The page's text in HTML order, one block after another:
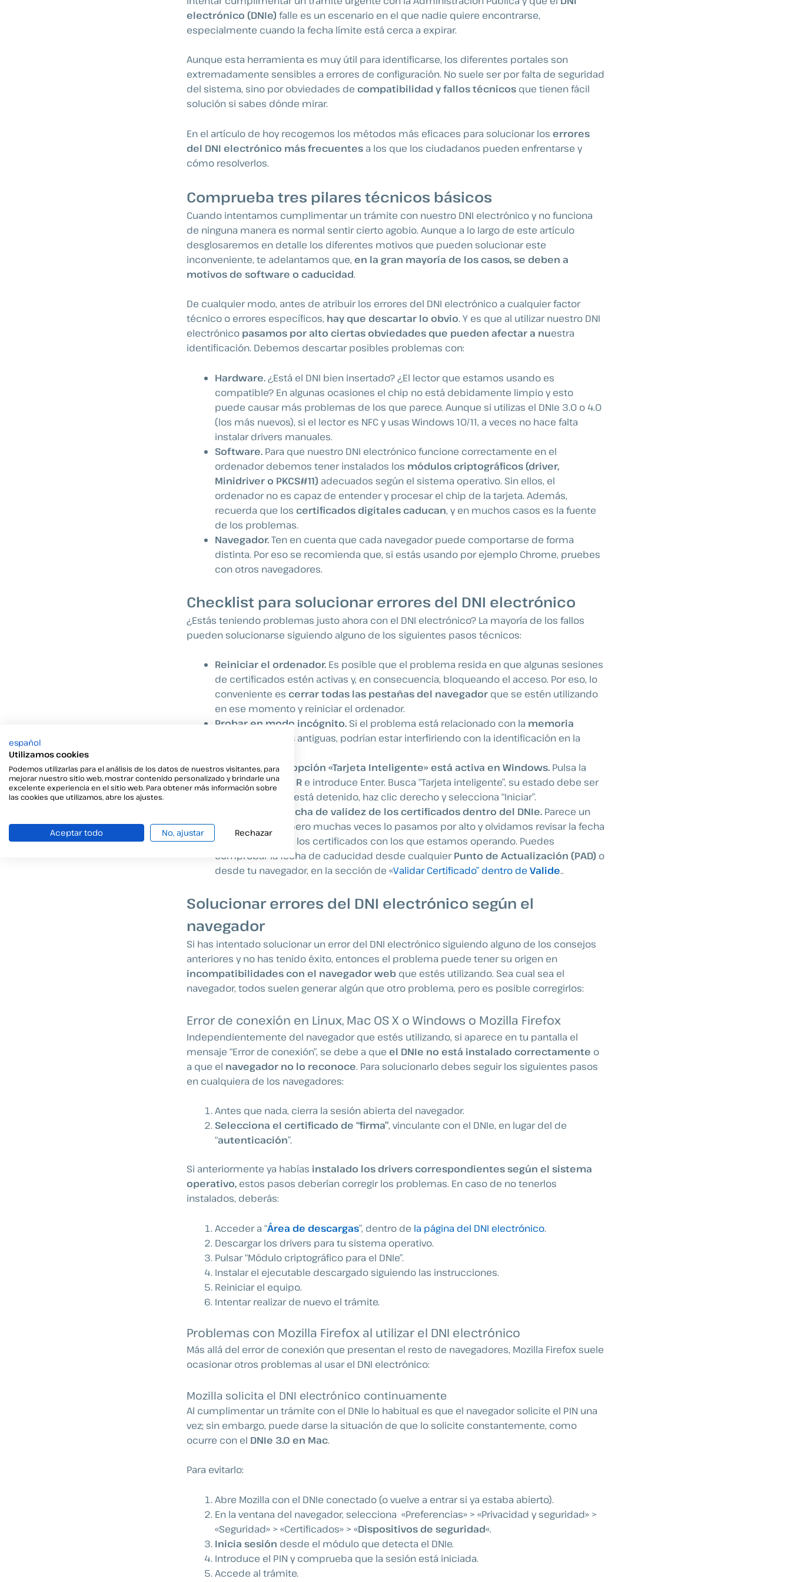
electrónico (DNIe) falle es un escenario en el que nadie quiere encontrarse,
especialmente cuando la fecha límite está cerca a expirar.
Aunque esta herramienta es muy útil para identificarse, los diferentes portales son
extremadamente sensibles a errores de configuración. No suele ser por falta de seguridad
del sistema, sino por obviedades de compatibilidad y fallos técnicos que tienen fácil
solución si sabes dónde mirar.
En el artículo de hoy recogemos los métodos más eficaces para solucionar los errores
del DNI electrónico más frecuentes a los que los ciudadanos pueden enfrentarse y
cómo resolverlos.
Comprueba tres pilares técnicos básicos
Cuando intentamos cumplimentar un trámite con nuestro DNI electrónico y no funciona
de ninguna manera es normal sentir cierto agobio. Aunque a lo largo de este artículo
desglosaremos en detalle los diferentes motivos que pueden solucionar este
inconveniente, te adelantamos que, en la gran mayoría de los casos, se deben a
motivos de software o caducidad.
De cualquier modo, antes de atribuir los errores del DNI electrónico a cualquier factor
técnico o errores específicos, hay que descartar lo obvio. Y es que al utilizar nuestro DNI
electrónico pasamos por alto ciertas obviedades que pueden afectar a nuestra
identificación. Debemos descartar posibles problemas con:
Hardware.¿Está el DNI bien insertado? ¿El lector que estamos usando es
compatible? En algunas ocasiones el chip no está debidamente limpio y esto
puede causar más problemas de los que parece. Aunque si utilizas el DNIe 3.0 o 4.0
(los más nuevos), si el lector es NFC y usas Windows 10/11, a veces no hace falta
instalar drivers manuales.
Software. Para que nuestro DNI electrónico funcione correctamente en el
ordenador debemos tener instalados los módulos criptográficos (driver,
Minidriver o PKCS#11) adecuados según el sistema operativo. Sin ellos, el
ordenador no es capaz de entender y procesar el chip de la tarjeta. Además,
recuerda que los certificados digitales caducan, y en muchos casos es la fuente
de los problemas.
Navegador.Ten en cuenta que cada navegador puede comportarse de forma
distinta. Por eso se recomienda que, si estás usando por ejemplo Chrome, pruebes
con otros navegadores.
Checklist para solucionar errores del DNI electrónico
¿Estás teniendo problemas justo ahora con el DNI electrónico? La mayoría de los fallos
pueden solucionarse siguiendo alguno de los siguientes pasos técnicos:
Reiniciar el ordenador. Es posible que el problema resida en que algunas sesiones
de certificados estén activas y, en consecuencia, bloqueando el acceso. Por eso, lo
conveniente es cerrar todas las pestañas del navegador que se estén utilizando
en ese momento y reiniciar el ordenador.
Probar en modo incógnito. Si el problema está relacionado con la memoria
cookies antiguas, podrían estar interfiriendo con la identificación en la
Verificar que la opción «Tarjeta Inteligente» está activa en Windows. Pulsa la
teclaWindows + R e introduce Enter. Busca “Tarjeta inteligente”, su estado debe ser
“En ejecución”. Si está detenido, haz clic derecho y selecciona “Iniciar”.
Comprobar la fecha de validez de los certificados dentro del DNIe. Parece un
factor evidente, pero muchas veces lo pasamos por alto y olvidamos revisar la fecha
de caducidad de los certificados con los que estamos operando. Puedes
comprobar la fecha de caducidad desde cualquierPunto de Actualización (PAD) o
desde tu navegador, en la sección de «Validar Certificado” dentro de Valide..
Solucionar errores del DNI electrónico según el
navegador
Si has intentado solucionar un error del DNI electrónico siguiendo alguno de los consejos
anteriores y no has tenido éxito, entonces el problema puede tener su origen en
incompatibilidades con el navegador web que estés utilizando. Sea cual sea el
navegador, todos suelen generar algún que otro problema, pero es posible corregirlos:
Error de conexión en Linux, Mac OS X o Windows o Mozilla Firefox
Independientemente del navegador que estés utilizando, si aparece en tu pantalla el
mensaje “Error de conexión”, se debe a que el DNIe no está instalado correctamente o
a que el navegador no lo reconoce. Para solucionarlo debes seguir los siguientes pasos
en cualquiera de los navegadores:
Antes que nada, cierra la sesión abierta del navegador.
Selecciona el certificado de “firma”, vinculante con el DNIe, en lugar del de
“autenticación”.
Si anteriormente ya habías instalado los drivers correspondientes según el sistema
operativo, estos pasos deberían corregir los problemas. En caso de no tenerlos
instalados, deberás:
Acceder a “Área de descargas”, dentro de la página del DNI electrónico.
Descargar los drivers para tu sistema operativo.
Pulsar “Módulo criptográfico para el DNIe”.
Instalar el ejecutable descargado siguiendo las instrucciones.
Reiniciar el equipo.
Intentar realizar de nuevo el trámite.
Problemas con Mozilla Firefox al utilizar el DNI electrónico
Más allá del error de conexión que presentan el resto de navegadores, Mozilla Firefox suele
ocasionar otros problemas al usar el DNI electrónico:
Mozilla solicita el DNI electrónico continuamente
Al cumplimentar un trámite con el DNIe lo habitual es que el navegador solicite el PIN una
vez; sin embargo, puede darse la situación de que lo solicite constantemente, como
ocurre con el DNIe 3.0 en Mac.
Para evitarlo:
Abre Mozilla con el DNIe conectado (o vuelve a entrar si ya estaba abierto).
En la ventana del navegador, selecciona «Preferencias» > «Privacidad y seguridad» >
«Seguridad» > «Certificados» > «Dispositivos de seguridad«.
Inicia sesión desde el módulo que detecta el DNIe.
Introduce el PIN y comprueba que la sesión está iniciada.
Accede al trámite.
español
Utilizamos cookies
Podemos utilizarlas para el análisis de los datos de nuestros visitantes, para
mejorar nuestro sitio web, mostrar contenido personalizado y brindarle una
excelente experiencia en el sitio web. Para obtener más información sobre
las cookies que utilizamos, abre los ajustes.
Aceptar todo No, ajustar Rechazar